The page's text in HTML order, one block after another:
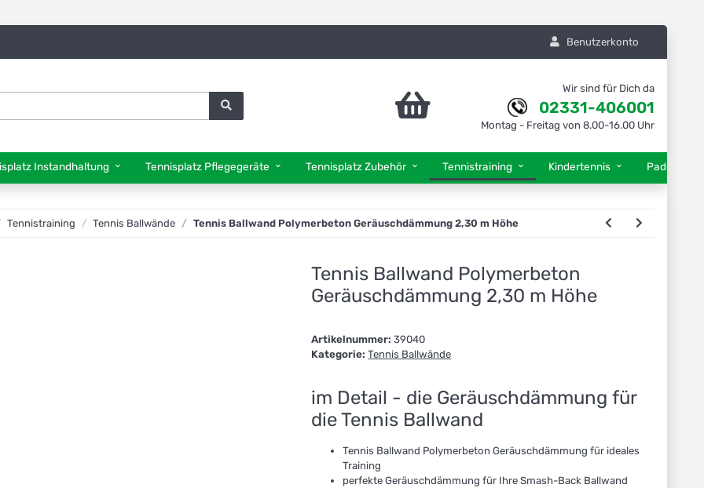
Benutzerkonto
Wir sind für Dich da
02331-406001
Montag - Freitag von 8.00-16.00 Uhr
Instandhaltung Tennisplatz Pflegegeräte Tennisplatz Zubehör Tennistraining Kindertennis Padel
Tennistraining Tennis Ballwände Tennis Ballwand Polymerbeton Geräuschdämmung 2,30 m Höhe
Tennis Ballwand Polymerbeton
Geräuschdämmung 2,30 m Höhe
Artikelnummer:39040
Kategorie:Tennis Ballwände
im Detail - die Geräuschdämmung für
die Tennis Ballwand
Tennis Ballwand Polymerbeton Geräuschdämmung für ideales
Training
perfekte Geräuschdämmung für Ihre Smash-Back Ballwand